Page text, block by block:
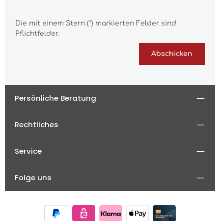
Die mit einem Stern (*) markierten Felder sind
Pflichtfelder.
Abschicken
Persönliche Beratung
Rechtliches
Service
Folge uns